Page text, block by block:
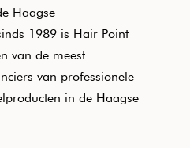
Haagse
1989 is Hair Point
van de meest
van professionele
in de Haagse